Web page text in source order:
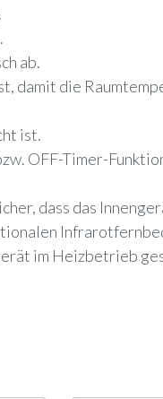
ab.
damit die
ist.
OFF-Timer-
dass das
im Heizbetrieb